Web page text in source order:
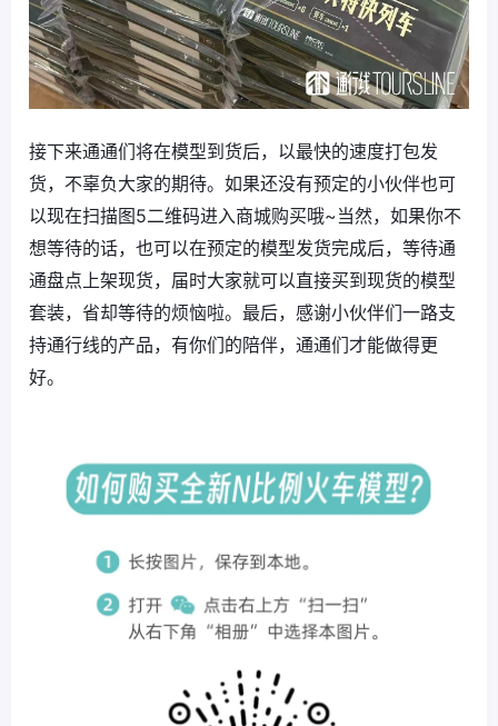
接下来通通们将在模型到货后，以最快的速度打包发
货，不辜负大家的期待。如果还没有预定的小伙伴也可
以现在扫描图5二维码进入商城购买哦~当然，如果你不
想等待的话，也可以在预定的模型发货完成后，等待通
通盘点上架现货，届时大家就可以直接买到现货的模型
套装，省却等待的烦恼啦。最后，感谢小伙伴们一路支
持通行线的产品，有你们的陪伴，通通们才能做得更
好。